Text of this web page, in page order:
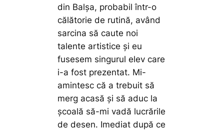
din Balşa, probabil într-o
călătorie de rutină, având
sarcina să caute noi
talente artistice şi eu
fusesem singurul elev care
i-a fost prezentat. Mi-
amintesc că a trebuit să
merg acasă şi să aduc la
şcoală să-mi vadă lucrările
de desen. Imediat după ce